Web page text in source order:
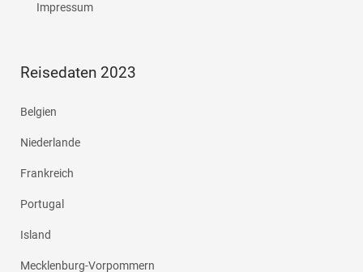
Impressum
Reisedaten 2023
Belgien
Niederlande
Frankreich
Portugal
Island
Mecklenburg-Vorpommern